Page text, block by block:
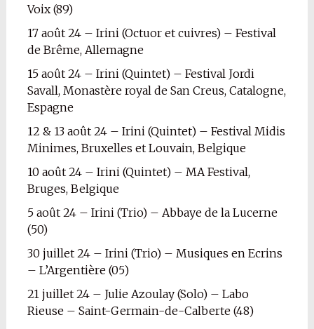
Voix (89)
17 août 24 – Irini (Octuor et cuivres) – Festival
de Brême, Allemagne
15 août 24 – Irini (Quintet) – Festival Jordi
Savall, Monastère royal de San Creus, Catalogne,
Espagne
12 & 13 août 24 – Irini (Quintet) – Festival Midis
Minimes, Bruxelles et Louvain, Belgique
10 août 24 – Irini (Quintet) – MA Festival,
Bruges, Belgique
5 août 24 – Irini (Trio) – Abbaye de la Lucerne
(50)
30 juillet 24 – Irini (Trio) – Musiques en Ecrins
– L’Argentière (05)
21 juillet 24 – Julie Azoulay (Solo) – Labo
Rieuse – Saint-Germain-de-Calberte (48)